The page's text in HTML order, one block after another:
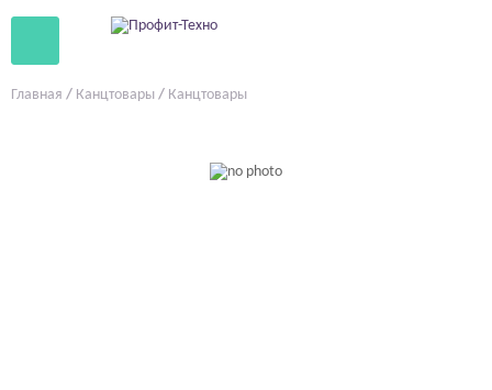
Главная / Канцтовары / Канцтовары